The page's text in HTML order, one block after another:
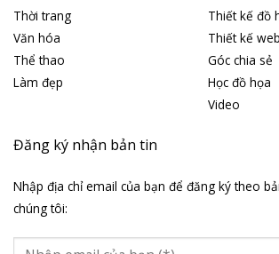
Thời trang
Văn hóa
Thể thao
Làm đẹp
Thiết kế đồ
Thiết kế
Góc chia sẻ
Học đồ họa
Video
Đăng ký nhận bản tin
Nhập địa chỉ email của bạn để đăng ký theo
chúng tôi: